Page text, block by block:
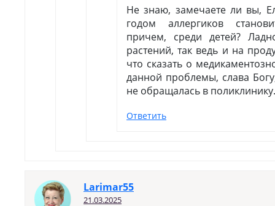
Не знаю, замечаете ли вы,
годом аллергиков
причем, среди детей?
растений, так ведь и на
что сказать о
данной проблемы, слава
не обращалась в поликлинику.
Ответить
Larimar55
21.03.2025